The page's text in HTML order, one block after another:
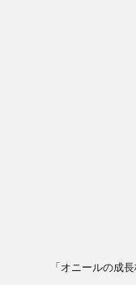
「オニールの成